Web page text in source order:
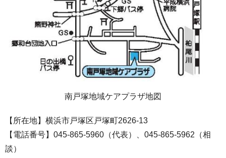
南戸塚地域ケアプラザ地図
【所在地】横浜市戸塚区戸塚町2626-13
【電話番号】045-865-5960（代表）、045-865-5962（相
談）